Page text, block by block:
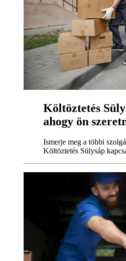
Költöztetés
ahogy ön
Ismerje meg a többi
Költöztetés Sülysáp